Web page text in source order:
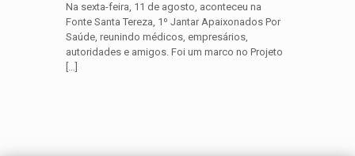
Na sexta-feira, 11 de agosto, aconteceu na
Fonte Santa Tereza, 1º Jantar Apaixonados Por
Saúde, reunindo médicos, empresários,
autoridades e amigos. Foi um marco no Projeto
[…]